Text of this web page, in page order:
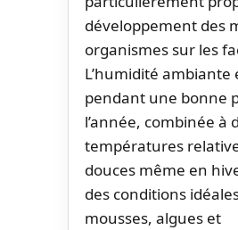
développement des
organismes sur les
L’humidité ambiante
pendant une bonne
l’année, combinée à
températures
douces même en
des conditions
mousses, algues et